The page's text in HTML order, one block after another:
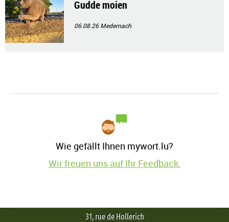
Gudde moien
06.08.26Medernach
Wie gefällt Ihnen mywort.lu?
Wir freuen uns auf Ihr Feedback.
31, rue de Hollerich